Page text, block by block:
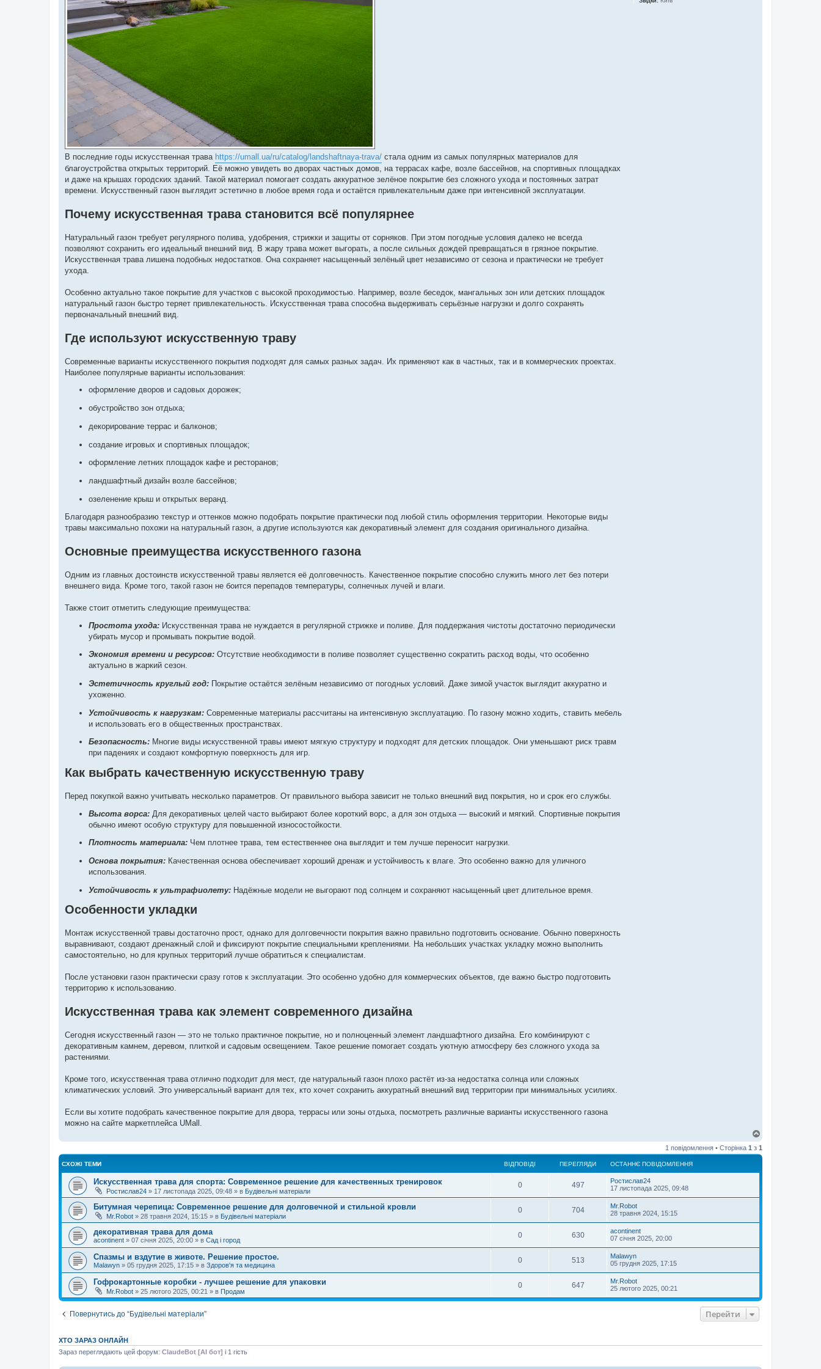
я
В последние годы искусственная трава https://umall.ua/ru/catalog/landshaftnaya-trava/ стала одним из самых популярных материалов для
благоустройства открытых территорий. Её можно увидеть во дворах частных домов, на террасах кафе, возле бассейнов, на спортивных площадках
и даже на крышах городских зданий. Такой материал помогает создать аккуратное зелёное покрытие без сложного ухода и постоянных затрат
времени. Искусственный газон выглядит эстетично в любое время года и остаётся привлекательным даже при интенсивной эксплуатации.
Почему искусственная трава становится всё популярнее
Натуральный газон требует регулярного полива, удобрения, стрижки и защиты от сорняков. При этом погодные условия далеко не всегда
позволяют сохранить его идеальный внешний вид. В жару трава может выгорать, а после сильных дождей превращаться в грязное покрытие.
Искусственная трава лишена подобных недостатков. Она сохраняет насыщенный зелёный цвет независимо от сезона и практически не требует
ухода.
Особенно актуально такое покрытие для участков с высокой проходимостью. Например, возле беседок, мангальных зон или детских площадок
натуральный газон быстро теряет привлекательность. Искусственная трава способна выдерживать серьёзные нагрузки и долго сохранять
первоначальный внешний вид.
Где используют искусственную траву
Современные варианты искусственного покрытия подходят для самых разных задач. Их применяют как в частных, так и в коммерческих проектах.
Наиболее популярные варианты использования:
оформление дворов и садовых дорожек;
обустройство зон отдыха;
декорирование террас и балконов;
создание игровых и спортивных площадок;
оформление летних площадок кафе и ресторанов;
ландшафтный дизайн возле бассейнов;
озеленение крыш и открытых веранд.
Благодаря разнообразию текстур и оттенков можно подобрать покрытие практически под любой стиль оформления территории. Некоторые виды
травы максимально похожи на натуральный газон, а другие используются как декоративный элемент для создания оригинального дизайна.
Основные преимущества искусственного газона
Одним из главных достоинств искусственной травы является её долговечность. Качественное покрытие способно служить много лет без потери
внешнего вида. Кроме того, такой газон не боится перепадов температуры, солнечных лучей и влаги.
Также стоит отметить следующие преимущества:
Простота ухода: Искусственная трава не нуждается в регулярной стрижке и поливе. Для поддержания чистоты достаточно периодически
убирать мусор и промывать покрытие водой.
Экономия времени и ресурсов: Отсутствие необходимости в поливе позволяет существенно сократить расход воды, что особенно
актуально в жаркий сезон.
Эстетичность круглый год: Покрытие остаётся зелёным независимо от погодных условий. Даже зимой участок выглядит аккуратно и
ухоженно.
Устойчивость к нагрузкам: Современные материалы рассчитаны на интенсивную эксплуатацию. По газону можно ходить, ставить мебель
и использовать его в общественных пространствах.
Безопасность: Многие виды искусственной травы имеют мягкую структуру и подходят для детских площадок. Они уменьшают риск травм
при падениях и создают комфортную поверхность для игр.
Как выбрать качественную искусственную траву
Перед покупкой важно учитывать несколько параметров. От правильного выбора зависит не только внешний вид покрытия, но и срок его службы.
Высота ворса: Для декоративных целей часто выбирают более короткий ворс, а для зон отдыха — высокий и мягкий. Спортивные покрытия
обычно имеют особую структуру для повышенной износостойкости.
Плотность материала: Чем плотнее трава, тем естественнее она выглядит и тем лучше переносит нагрузки.
Основа покрытия: Качественная основа обеспечивает хороший дренаж и устойчивость к влаге. Это особенно важно для уличного
использования.
Устойчивость к ультрафиолету: Надёжные модели не выгорают под солнцем и сохраняют насыщенный цвет длительное время.
Особенности укладки
Монтаж искусственной травы достаточно прост, однако для долговечности покрытия важно правильно подготовить основание. Обычно поверхность
выравнивают, создают дренажный слой и фиксируют покрытие специальными креплениями. На небольших участках укладку можно выполнить
самостоятельно, но для крупных территорий лучше обратиться к специалистам.
После установки газон практически сразу готов к эксплуатации. Это особенно удобно для коммерческих объектов, где важно быстро подготовить
территорию к использованию.
Искусственная трава как элемент современного дизайна
Сегодня искусственный газон — это не только практичное покрытие, но и полноценный элемент ландшафтного дизайна. Его комбинируют с
декоративным камнем, деревом, плиткой и садовым освещением. Такое решение помогает создать уютную атмосферу без сложного ухода за
растениями.
Кроме того, искусственная трава отлично подходит для мест, где натуральный газон плохо растёт из-за недостатка солнца или сложных
климатических условий. Это универсальный вариант для тех, кто хочет сохранить аккуратный внешний вид территории при минимальных усилиях.
Если вы хотите подобрать качественное покрытие для двора, террасы или зоны отдыха, посмотреть различные варианты искусственного газона
можно на сайте маркетплейса UMall.
г
о
1 повідомлення • Сторінка 1 з 1
СХОЖІ ТЕМИ ВІДПОВІДІ ПЕРЕГЛЯДИ ОСТАННЄ ПОВІДОМЛЕННЯ
Искусственная трава для спорта: Современное решение для качественных тренировок
Ростислав24 » 17 листопада 2025, 09:48 » в Будівельні матеріали
0 497
Ростислав24
17 листопада 2025, 09:48
Битумная черепица: Современное решение для долговечной и стильной кровли
Mr.Robot » 28 травня 2024, 15:15 » в Будівельні матеріали
0 704
Mr.Robot
28 травня 2024, 15:15
декоративная трава для дома
acontinent » 07 січня 2025, 20:00 » в Сад і город
0 630
acontinent
07 січня 2025, 20:00
Спазмы и вздутие в животе. Решение простое.
Malawyn » 05 грудня 2025, 17:15 » в Здоров'я та медицина
0 513
Malawyn
05 грудня 2025, 17:15
Гофрокартонные коробки - лучшее решение для упаковки
Mr.Robot » 25 лютого 2025, 00:21 » в Продам
0 647
Mr.Robot
25 лютого 2025, 00:21
Повернутись до “Будівельні матеріали” Перейти
ХТО ЗАРАЗ ОНЛАЙН
Зараз переглядають цей форум: ClaudeBot [AI бот] і 1 гість